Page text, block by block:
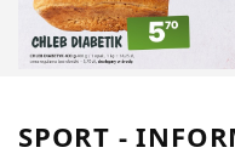
SPORT -